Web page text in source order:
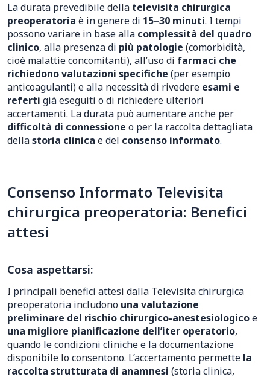
La durata prevedibile della televisita chirurgica
preoperatoria è in genere di 15–30 minuti. I tempi
possono variare in base alla complessità del quadro
clinico, alla presenza di più patologie (comorbidità,
cioè malattie concomitanti), all’uso di farmaci che
richiedono valutazioni specifiche (per esempio
anticoagulanti) e alla necessità di rivedere esami e
referti già eseguiti o di richiedere ulteriori
accertamenti. La durata può aumentare anche per
difficoltà di connessione o per la raccolta dettagliata
dellastoria clinica e del consenso informato.
Consenso Informato Televisita
chirurgica preoperatoria: Benefici
attesi
Cosa aspettarsi:
I principali benefici attesi dalla Televisita chirurgica
preoperatoria includono una valutazione
preliminare del rischio chirurgico-anestesiologicoe
una migliore pianificazione dell’iter operatorio,
quando le condizioni cliniche e la documentazione
disponibile lo consentono. L’accertamento permette la
raccolta strutturata di anamnesi (storia clinica,